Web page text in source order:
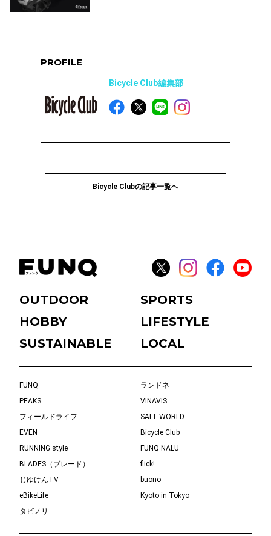
PROFILE
Bicycle Club編集部
Bicycle Clubの記事一覧へ
OUTDOOR
SPORTS
HOBBY
LIFESTYLE
SUSTAINABLE
LOCAL
FUNQ
ランドネ
PEAKS
VINAVIS
フィールドライフ
SALT WORLD
EVEN
Bicycle Club
RUNNING style
FUNQ NALU
BLADES（ブレード）
flick!
じゆけんTV
buono
eBikeLife
Kyoto in Tokyo
タビノリ